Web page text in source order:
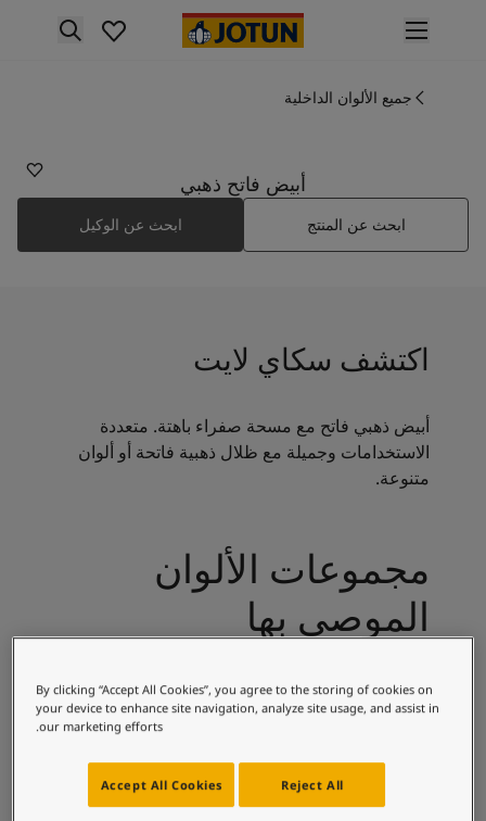
nav label
منتجات الدهان الداخلي
الألوان
ألوان الدهانات الداخلية
جميع ألوان الديكور الداخلي
Colour tools
إلهام ألوان الدهان الداخلي
إلهام ألوان الدهان الخارجي
المقالات
Contact Us
البحث عن موزع جوتن
مستندات المنتجات
أحجز خدمات الدهان
شركة كبرى
جميع الألوان الداخلية
أبيض فاتح ذهبي
ابحث عن المنتج ابحث عن الوكيل
اكتشف سكاي لايت
أبيض ذهبي فاتح مع مسحة صفراء باهتة. متعددة
الاستخدامات وجميلة مع ظلال ذهبية فاتحة أو ألوان
متنوعة.
مجموعات الألوان
الموصى بها
0201
0471
انتيك وايت
By clicking “Accept All Cookies”, you agree to the storing of cookies on
your device to enhance site navigation, analyze site usage, and assist in
our marketing efforts.
Reject All
Accept All Cookies